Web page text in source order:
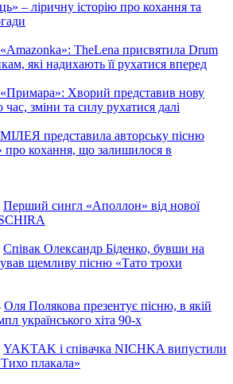
– ліричну історію про кохання та
«Amazonka»: TheLena присвятила Drum
які надихають її рухатися вперед
«Примара»: Хворий представив нову
зміни та силу рухатися далі
МІЛЕЯ представила авторську пісню
про кохання, що залишилося в
Перший сингл «Аполлон» від нової
Співак Олександр Біденко, бувши на
щемливу пісню «Тато трохи
Оля Полякова презентує пісню, в якій
українського хіта 90-х
YAKTAK і співачка NICHKA випустили
плакала»